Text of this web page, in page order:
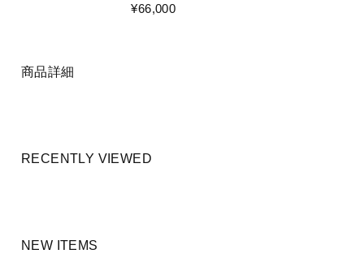
¥66,000
商品詳細
RECENTLY VIEWED
NEW ITEMS